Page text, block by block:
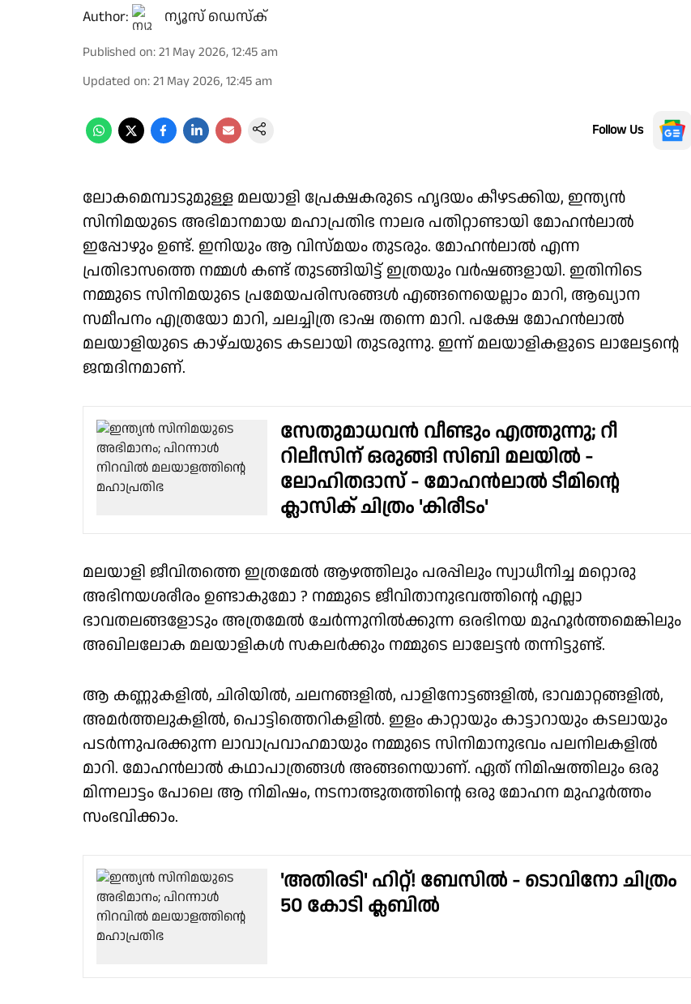
Author: ന്യൂസ് ഡെസ്ക്
Published on:21 May 2026, 12:45 am
Updated on:21 May 2026, 12:45 am
Follow Us
ലോകമെമ്പാടുമുള്ള മലയാളി പ്രേക്ഷകരുടെ ഹൃദയം കീഴടക്കിയ, ഇന്ത്യൻ
സിനിമയുടെ അഭിമാനമായ മഹാപ്രതിഭ നാലര പതിറ്റാണ്ടായി മോഹൻലാൽ
ഇപ്പോഴും ഉണ്ട്. ഇനിയും ആ വിസ്മയം തുടരും. മോഹൻലാൽ എന്ന
പ്രതിഭാസത്തെ നമ്മൾ കണ്ട് തുടങ്ങിയിട്ട് ഇത്രയും വർഷങ്ങളായി. ഇതിനിടെ
നമ്മുടെ സിനിമയുടെ പ്രമേയപരിസരങ്ങൾ എങ്ങനെയെല്ലാം മാറി, ആഖ്യാന
സമീപനം എത്രയോ മാറി, ചലച്ചിത്ര ഭാഷ തന്നെ മാറി. പക്ഷേ മോഹൻലാൽ
മലയാളിയുടെ കാഴ്ചയുടെ കടലായി തുടരുന്നു. ഇന്ന് മലയാളികളുടെ ലാലേട്ടൻ്റെ
ജന്മദിനമാണ്.
സേതുമാധവൻ വീണ്ടും എത്തുന്നു; റീ
റിലീസിന് ഒരുങ്ങി സിബി മലയിൽ -
ലോഹിതദാസ് - മോഹൻലാൽ ടീമിന്റെ
ക്ലാസിക് ചിത്രം 'കിരീടം'
മലയാളി ജീവിതത്തെ ഇത്രമേൽ ആഴത്തിലും പരപ്പിലും സ്വാധീനിച്ച മറ്റൊരു
അഭിനയശരീരം ഉണ്ടാകുമോ ? നമ്മുടെ ജീവിതാനുഭവത്തിൻ്റെ എല്ലാ
ഭാവതലങ്ങളോടും അത്രമേൽ ചേർന്നുനിൽക്കുന്ന ഒരഭിനയ മുഹൂർത്തമെങ്കിലും
അഖിലലോക മലയാളികൾ സകലർക്കും നമ്മുടെ ലാലേട്ടൻ തന്നിട്ടുണ്ട്.
ആ കണ്ണുകളിൽ, ചിരിയിൽ, ചലനങ്ങളിൽ, പാളിനോട്ടങ്ങളിൽ, ഭാവമാറ്റങ്ങളിൽ,
അമർത്തലുകളിൽ, പൊട്ടിത്തെറികളിൽ. ഇളം കാറ്റായും കാട്ടാറായും കടലായും
പടർന്നുപരക്കുന്ന ലാവാപ്രവാഹമായും നമ്മുടെ സിനിമാനുഭവം പലനിലകളിൽ
മാറി. മോഹൻലാൽ കഥാപാത്രങ്ങൾ അങ്ങനെയാണ്. ഏത് നിമിഷത്തിലും ഒരു
മിന്നലാട്ടം പോലെ ആ നിമിഷം, നടനാത്ഭുതത്തിൻ്റെ ഒരു മോഹന മുഹൂർത്തം
സംഭവിക്കാം.
'അതിരടി' ഹിറ്റ്! ബേസിൽ - ടൊവിനോ ചിത്രം
50 കോടി ക്ലബിൽ